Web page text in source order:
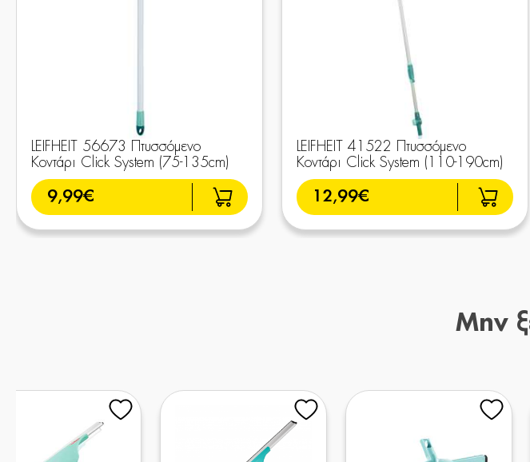
LEIFHEIT 56673 Πτυσσόμενο
Κοντάρι Click System (75-135cm)
9,99€
LEIFHEIT 41522 Πτυσσόμενο
Κοντάρι Click System (110-190cm)
12,99€
Μην